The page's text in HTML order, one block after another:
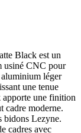
Black est un
usiné CNC pour
léger
une tenue
apporte une finition
cadre moderne.
bidons Lezyne.
cadres avec